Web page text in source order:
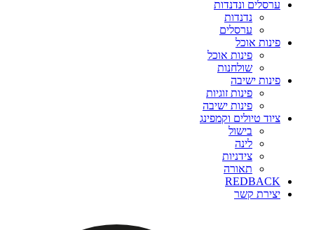
ערסלים ונדנדות
נדנדות
ערסלים
פינות אוכל
פינות אוכל
שולחנות
פינות ישיבה
פינות זוגיות
פינות ישיבה
ציוד טיולים וקמפינג
בישול
לינה
צידניות
תאורה
REDBACK
יצירת קשר